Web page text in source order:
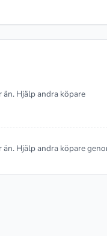
Hjälp andra köpare
Hjälp andra köpare